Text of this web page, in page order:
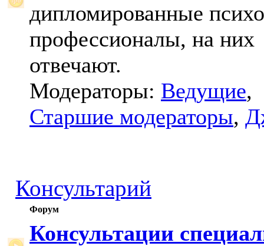
дипломированные
профессионалы, на них
отвечают.
Модераторы: Ведущие,
Старшие модераторы,
Консультарий
Форум
Консультации